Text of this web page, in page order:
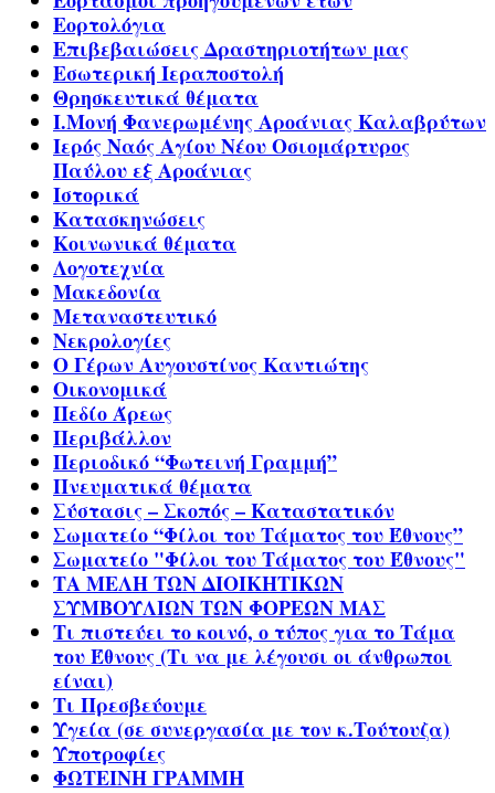
Εορτολόγια
Επιβεβαιώσεις Δραστηριοτήτων μας
Εσωτερική Ιεραποστολή
Θρησκευτικά θέματα
Ι.Μονή Φανερωμένης Αροάνιας Καλαβρύτων
Ιερός Ναός Αγίου Νέου Οσιομάρτυρος
Παύλου εξ Αροάνιας
Ιστορικά
Κατασκηνώσεις
Κοινωνικά θέματα
Λογοτεχνία
Μακεδονία
Μεταναστευτικό
Νεκρολογίες
Ο Γέρων Αυγουστίνος Καντιώτης
Οικονομικά
Πεδίο Άρεως
Περιβάλλον
Περιοδικό “Φωτεινή Γραμμή”
Πνευματικά θέματα
Σύστασις – Σκοπός – Καταστατικόν
Σωματείο “Φίλοι του Τάματος του Έθνους”
Σωματείο "Φίλοι του Τάματος του Έθνους"
ΤΑ ΜΕΛΗ ΤΩΝ ΔΙΟΙΚΗΤΙΚΩΝ
ΣΥΜΒΟΥΛΙΩΝ ΤΩΝ ΦΟΡΕΩΝ ΜΑΣ
Τι πιστεύει το κοινό, ο τύπος για το Τάμα
του Έθνους (Τι να με λέγουσι οι άνθρωποι
είναι)
Τι Πρεσβεύουμε
Υγεία (σε συνεργασία με τον κ.Τούτουζα)
Υποτροφίες
ΦΩΤΕΙΝΗ ΓΡΑΜΜΗ